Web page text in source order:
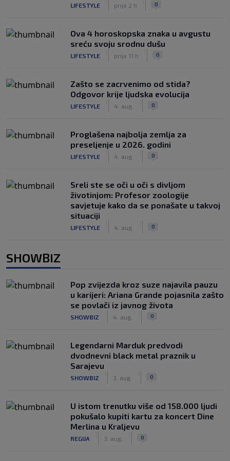
LIFESTYLE prije 2 h 0
Ova 4 horoskopska znaka u avgustu
sreću svoju srodnu dušu
LIFESTYLE prije 11 h 0
Zašto se zacrvenimo od stida?
Odgovor krije ljudska evolucija
LIFESTYLE 4. aug. 0
Proglašena najbolja zemlja za
preseljenje u 2026. godini
LIFESTYLE 4. aug. 0
Sreli ste se oči u oči s divljom
životinjom: Profesor zoologije
savjetuje kako da se ponašate u takvoj
situaciji
LIFESTYLE 4. aug. 0
SHOWBIZ
Pop zvijezda kroz suze najavila pauzu
u karijeri: Ariana Grande pojasnila zašto
se povlači iz javnog života
SHOWBIZ 4. aug. 0
Legendarni Marduk predvodi
dvodnevni black metal praznik u
Sarajevu
SHOWBIZ 3. aug. 0
U istom trenutku više od 158.000 ljudi
pokušalo kupiti kartu za koncert Dine
Merlina u Kraljevu
REGIJA 3. aug. 0